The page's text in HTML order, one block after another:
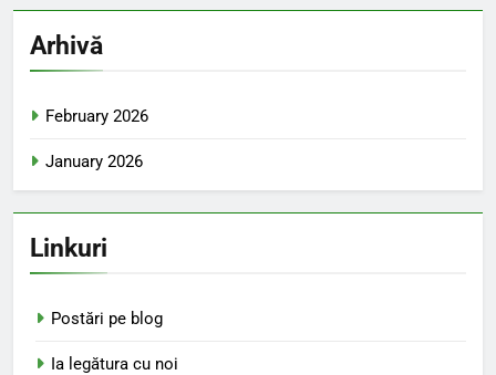
Arhivă
February 2026
January 2026
Linkuri
Postări pe blog
Ia legătura cu noi